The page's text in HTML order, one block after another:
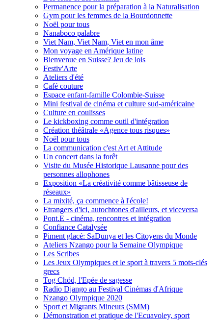
Permanence pour la préparation à la Naturalisation
Gym pour les femmes de la Bourdonnette
Noël pour tous
Nanaboco palabre
Viet Nam, Viet Nam, Viet en mon âme
Mon voyage en Amérique latine
Bienvenue en Suisse? Jeu de lois
Festiv'Arte
Ateliers d'été
Café couture
Espace enfant-famille Colombie-Suisse
Mini festival de cinéma et culture sud-américaine
Culture en coulisses
Le kickboxing comme outil d'intégration
Création théâtrale «Agence tous risques»
Noël pour tous
La communication c'est Art et Attitude
Un concert dans la forêt
Visite du Musée Historique Lausanne pour des
personnes allophones
Exposition «La créativité comme bâtisseuse de
réseaux»
La mixité, ça commence à l'école!
Etrangers d'ici, autochtones d'ailleurs, et viceversa
Pont.E - cinéma, rencontres et intégration
Confiance Catalysée
Piment glacé: SaDunya et les Citoyens du Monde
Ateliers Nzango pour la Semaine Olympique
Les Scribes
Les Jeux Olympiques et le sport à travers 5 mots-clés
grecs
Tog Chöd, l'Epée de sagesse
Radio Django au Festival Cinémas d'Afrique
Nzango Olympique 2020
Sport et Migrants Mineurs (SMM)
Démonstration et pratique de l'Ecuavoley, sport